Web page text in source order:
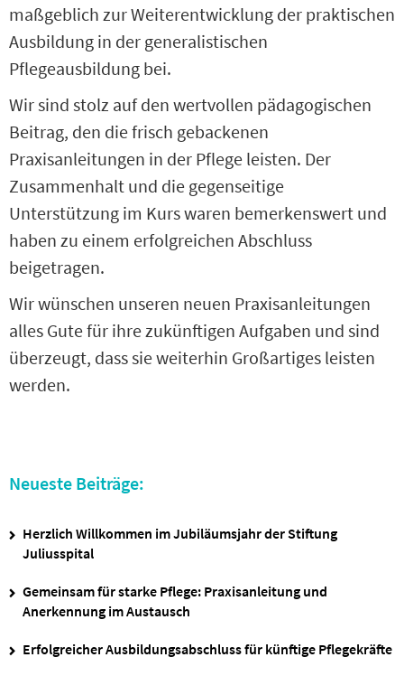
maßgeblich zur Weiterentwicklung der praktischen
Ausbildung in der generalistischen
Pflegeausbildung bei.
Wir sind stolz auf den wertvollen pädagogischen
Beitrag, den die frisch gebackenen
Praxisanleitungen in der Pflege leisten. Der
Zusammenhalt und die gegenseitige
Unterstützung im Kurs waren bemerkenswert und
haben zu einem erfolgreichen Abschluss
beigetragen.
Wir wünschen unseren neuen Praxisanleitungen
alles Gute für ihre zukünftigen Aufgaben und sind
überzeugt, dass sie weiterhin Großartiges leisten
werden.
Neueste Beiträge:
Herzlich Willkommen im Jubiläumsjahr der Stiftung
Juliusspital
Gemeinsam für starke Pflege: Praxisanleitung und
Anerkennung im Austausch
Erfolgreicher Ausbildungsabschluss für künftige Pflegekräfte